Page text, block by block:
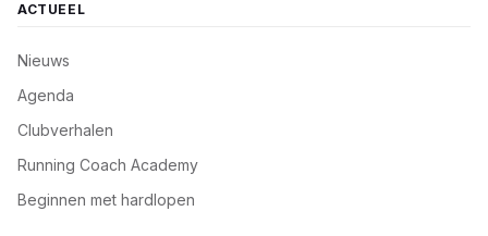
ACTUEEL
Nieuws
Agenda
Clubverhalen
Running Coach Academy
Beginnen met hardlopen